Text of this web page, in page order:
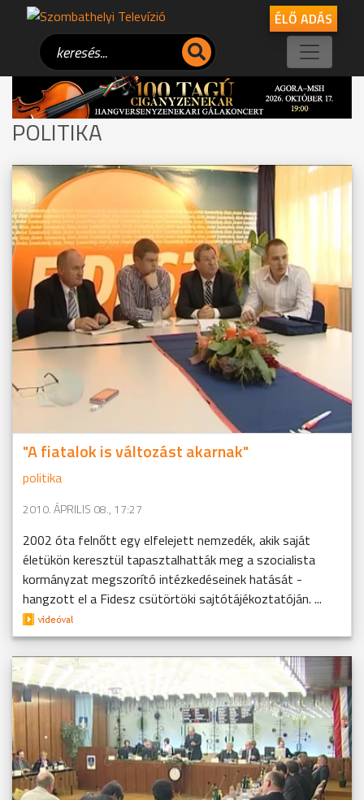
ÉLŐ ADÁS
POLITIKA
"A fiatalok is változást akarnak"
politika
2010. ÁPRILIS 08., 17:27
2002 óta felnőtt egy elfelejett nemzedék, akik saját
életükön keresztül tapasztalhatták meg a szocialista
kormányzat megszorító intézkedéseinek hatását -
hangzott el a Fidesz csütörtöki sajtótájékoztatóján. ...